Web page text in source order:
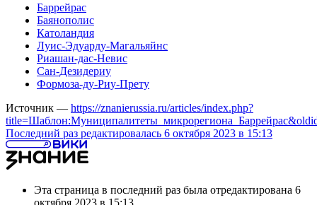
Баррейрас
Баянополис
Католандия
Луис-Эдуарду-Магальяйнс
Риашан-дас-Невис
Сан-Дезидериу
Формоза-ду-Риу-Прету
Источник — https://znanierussia.ru/articles/index.php?
Последний раз редактировалась 6 октября 2023 в 15:13
Эта страница в последний раз была отредактирована 6
октября 2023 в 15:13.